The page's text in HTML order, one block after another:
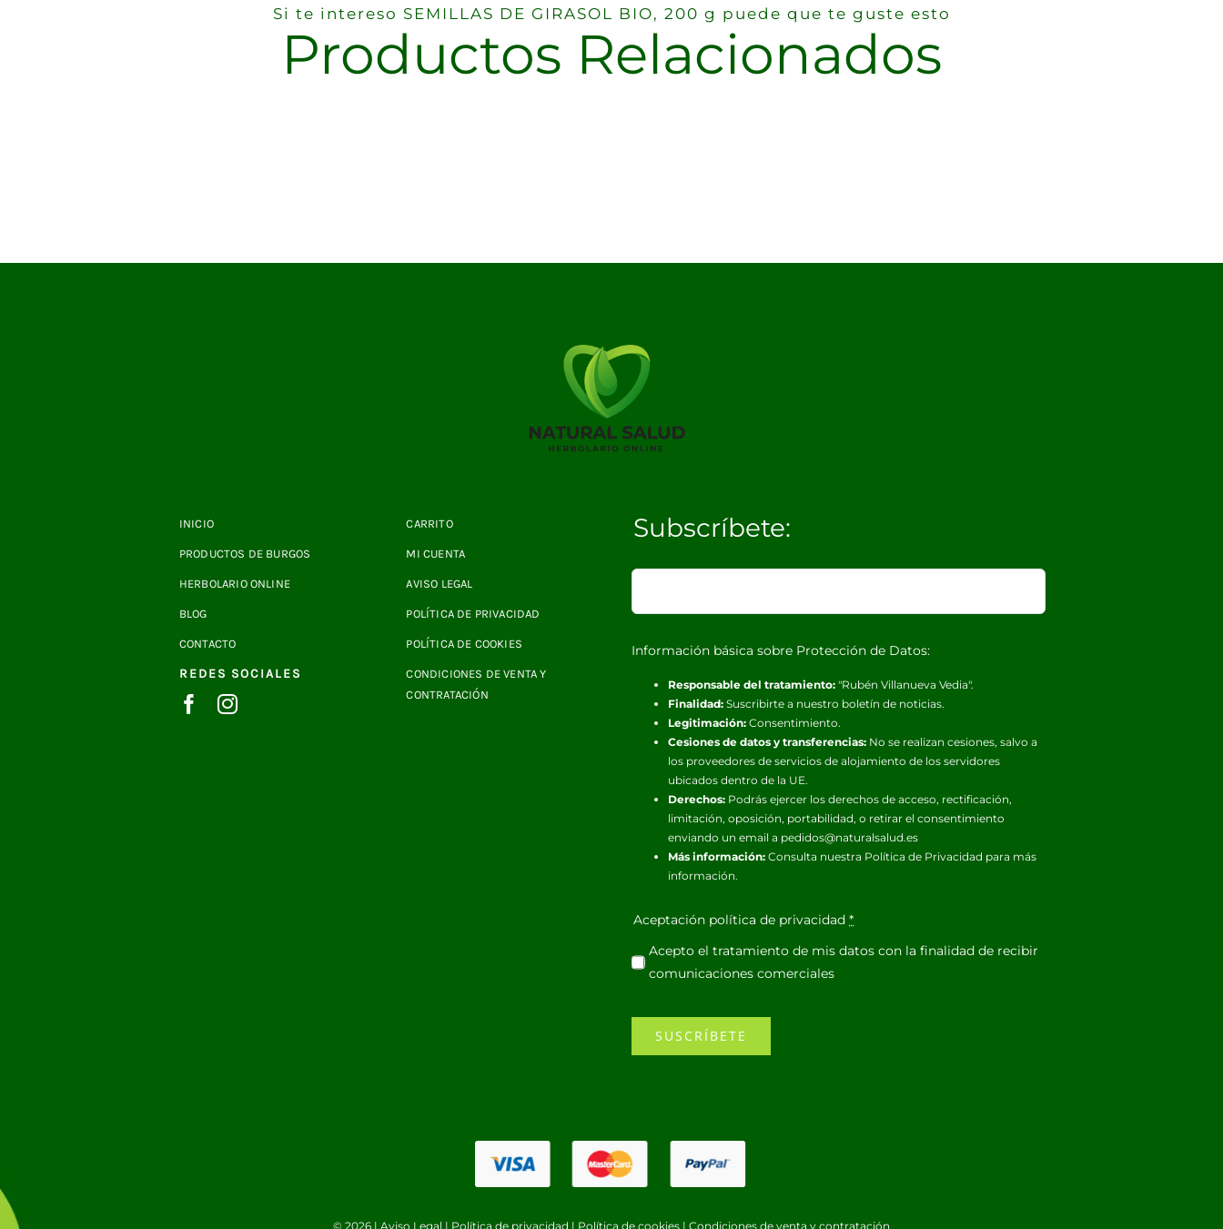
Si te intereso SEMILLAS DE GIRASOL BIO, 200 g puede que te guste esto
Productos Relacionados
INICIO
PRODUCTOS DE BURGOS
HERBOLARIO ONLINE
BLOG
CONTACTO
REDES SOCIALES
CARRITO
MI CUENTA
AVISO LEGAL
POLÍTICA DE PRIVACIDAD
POLÍTICA DE COOKIES
CONDICIONES DE VENTA Y
CONTRATACIÓN
Subscríbete:
Información básica sobre Protección de Datos:
Responsable del tratamiento: "Rubén Villanueva Vedia".
Finalidad: Suscribirte a nuestro boletín de noticias.
Legitimación: Consentimiento.
Cesiones de datos y transferencias: No se realizan cesiones, salvo a
los proveedores de servicios de alojamiento de los servidores
ubicados dentro de la UE.
Derechos: Podrás ejercer los derechos de acceso, rectificación,
limitación, oposición, portabilidad, o retirar el consentimiento
enviando un email a pedidos@naturalsalud.es
Más información: Consulta nuestra Política de Privacidad para más
información.
Aceptación política de privacidad*
Acepto el tratamiento de mis datos con la finalidad de recibir
comunicaciones comerciales
SUSCRÍBETE
© 2026 | Aviso Legal | Política de privacidad | Política de cookies | Condiciones de venta y contratación